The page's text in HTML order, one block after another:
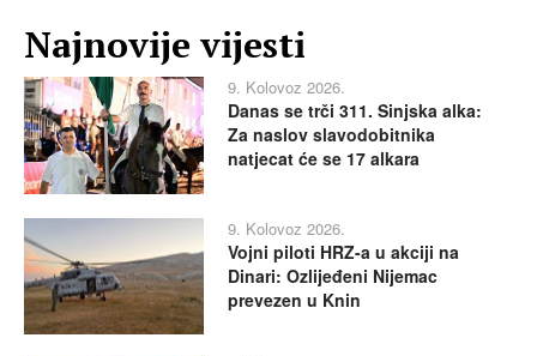
Najnovije vijesti
9. Kolovoz 2026.
Danas se trči 311. Sinjska alka:
Za naslov slavodobitnika
natjecat će se 17 alkara
9. Kolovoz 2026.
Vojni piloti HRZ-a u akciji na
Dinari: Ozlijeđeni Nijemac
prevezen u Knin